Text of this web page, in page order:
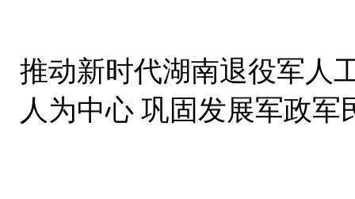
推动新时代湖南退役军人
人为中心 巩固发展军政军